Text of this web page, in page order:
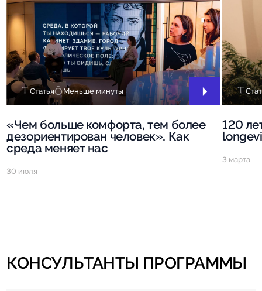
Статья Меньше минуты
«Чем больше комфорта, тем более
дезориентирован человек». Как
среда меняет нас
30 июля
120
3 марта
КОНСУЛЬТАНТЫ ПРОГРАММЫ